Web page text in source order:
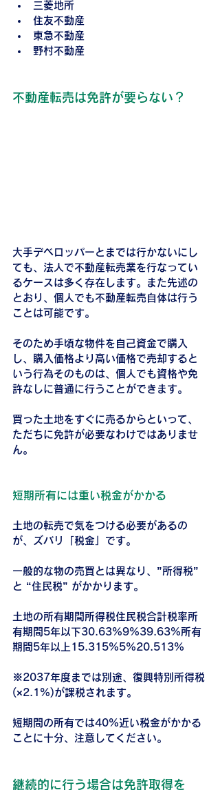
三菱地所
住友不動産
東急不動産
野村不動産
不動産転売は免許が要らない？
大手デベロッパーとまでは行かないにし
ても、法人で不動産転売業を行なってい
るケースは多く存在します。また先述の
とおり、個人でも不動産転売自体は行う
ことは可能です。
そのため手頃な物件を自己資金で購入
し、購入価格より高い価格で売却すると
いう行為そのものは、個人でも資格や免
許なしに普通に行うことができます。
買った土地をすぐに売るからといって、
ただちに免許が必要なわけではありませ
ん。
短期所有には重い税金がかかる
土地の転売で気をつける必要があるの
が、ズバリ「税金」です。
一般的な物の売買とは異なり、”所得税”
と “住民税” がかかります。
土地の所有期間所得税住民税合計税率所
有期間5年以下30.63%9%39.63%所有
期間5年以上15.315%5%20.513%
※2037年度までは別途、復興特別所得税
(×2.1%)が課税されます。
短期間の所有では40%近い税金がかかる
ことに十分、注意してください。
継続的に行う場合は免許取得を